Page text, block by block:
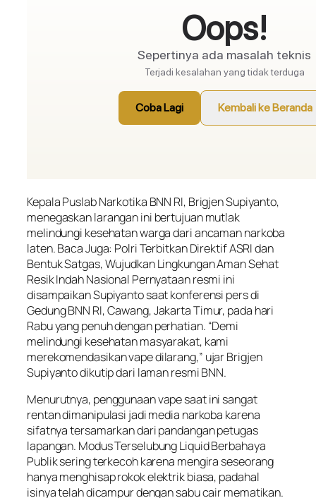
Kepala Puslab Narkotika BNN RI, Brigjen Supiyanto,
menegaskan larangan ini bertujuan mutlak
melindungi kesehatan warga dari ancaman narkoba
laten. Baca Juga: Polri Terbitkan Direktif ASRI dan
Bentuk Satgas, Wujudkan Lingkungan Aman Sehat
Resik Indah Nasional Pernyataan resmi ini
disampaikan Supiyanto saat konferensi pers di
Gedung BNN RI, Cawang, Jakarta Timur, pada hari
Rabu yang penuh dengan perhatian. “Demi
melindungi kesehatan masyarakat, kami
merekomendasikan vape dilarang,” ujar Brigjen
Supiyanto dikutip dari laman resmi BNN.
Menurutnya, penggunaan vape saat ini sangat
rentan dimanipulasi jadi media narkoba karena
sifatnya tersamarkan dari pandangan petugas
lapangan. Modus Terselubung Liquid Berbahaya
Publik sering terkecoh karena mengira seseorang
hanya menghisap rokok elektrik biasa, padahal
isinya telah dicampur dengan sabu cair mematikan.